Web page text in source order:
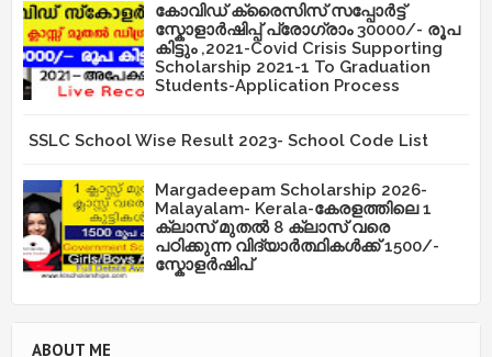
കോവിഡ് ക്രൈസിസ് സപ്പോർട്ട്
സ്കോളാർഷിപ്പ് പ്രോഗ്രാം 30000/- രൂപ
കിട്ടും ,2021-Covid Crisis Supporting
Scholarship 2021-1 To Graduation
Students-Application Process
SSLC School Wise Result 2023- School Code List
Margadeepam Scholarship 2026-
Malayalam- Kerala-കേരളത്തിലെ 1
ക്ലാസ് മുതൽ 8 ക്ലാസ് വരെ
പഠിക്കുന്ന വിദ്യാർത്ഥികൾക്ക് 1500/-
സ്കോളർഷിപ്
ABOUT ME